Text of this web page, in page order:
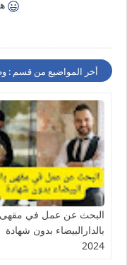
أخر المواضيع من قسم :
البحث عن عمل في مقهى
بالدارالبيضاء بدون شهادة
2024